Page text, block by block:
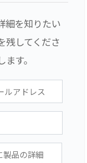
細を知りたい
残してくださ
す。